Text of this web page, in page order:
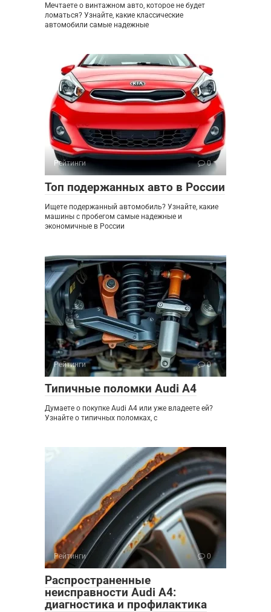
Мечтаете о винтажном авто, которое не будет
ломаться? Узнайте, какие классические
автомобили самые надежные
Рейтинги 0
Топ подержанных авто в России
Ищете подержанный автомобиль? Узнайте, какие
машины с пробегом самые надежные и
экономичные в России
Рейтинги 0
Типичные поломки Audi A4
Думаете о покупке Audi A4 или уже владеете ей?
Узнайте о типичных поломках, с
Рейтинги 0
Распространенные
неисправности Audi A4:
диагностика и профилактика